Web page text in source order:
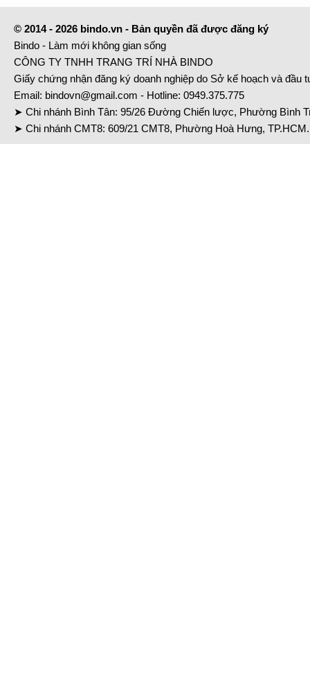
© 2014 - 2026 bindo.vn - Bản quyền đã được đăng ký
Bindo - Làm mới không gian sống
CÔNG TY TNHH TRANG TRÍ NHÀ BINDO
Giấy chứng nhận đăng ký doanh nghiệp do Sở kế hoạch và đầu
Email: bindovn@gmail.com - Hotline: 0949.375.775
➤ Chi nhánh Bình Tân: 95/26 Đường Chiến lược, Phường Bình
➤ Chi nhánh CMT8: 609/21 CMT8, Phường Hoà Hưng,